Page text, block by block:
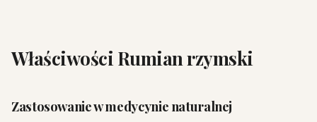
Właściwości Rumian rzymski
Zastosowanie w medycynie naturalnej